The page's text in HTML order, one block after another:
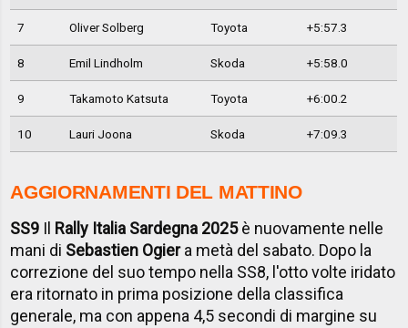
7 Oliver Solberg Toyota +5:57.3
8 Emil Lindholm Skoda +5:58.0
9 Takamoto Katsuta Toyota +6:00.2
10 Lauri Joona Skoda +7:09.3
AGGIORNAMENTI DEL MATTINO
SS9 Il Rally Italia Sardegna 2025è nuovamente nelle
mani di Sebastien Ogiera metà del sabato. Dopo la
correzione del suo tempo nella SS8, l'otto volte iridato
era ritornato in prima posizione della classifica
generale, ma con appena 4,5 secondi di margine su